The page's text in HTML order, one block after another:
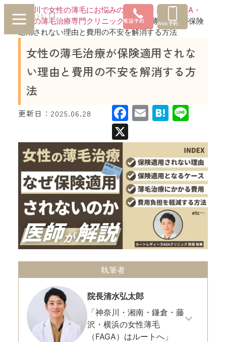
電話予約 Web予約
神奈川で女性の薄毛にお悩みの方はルートへ |FAGA・
女性の薄毛治療専門クリニック»女性の薄毛治療が保険
適用されない理由と費用の不安を解消する方法
女性の薄毛治療が保険適用されな
い理由と費用の不安を解消する方
法
更新日： 2025.06.28 Facebook
EmailHatena
執筆者
院長清水弘太郎
「神奈川・湘南・鎌倉・藤
沢・横浜の女性薄毛
（FAGA）はルートへ」